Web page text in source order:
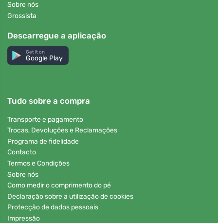
Sobre nós
Grossista
Descarregue a aplicação
Get it on
Google Play
Tudo sobre a compra
Transporte e pagamento
Trocas, Devoluções e Reclamações
Programa de fidelidade
Contacto
Termos e Condições
Sobre nós
Como medir o comprimento do pé
Declaração sobre a utilização de cookies
Protecção de dados pessoais
Impressão